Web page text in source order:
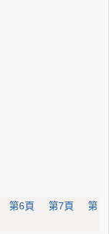
第6頁 第7頁
第